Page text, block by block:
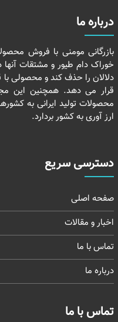
درباره ما
بازرگانی مومنی با فروش
خوراک دام طیور و مشتقات
دلالان را حذف کند و محصولی
قرار می دهد. همچنین این
محصولات تولید ایرانی به
ارز آوری به کشور بردارد.
دسترسی سریع
صفحه اصلی
اخبار و مقالات
تماس با ما
درباره ما
تماس با ما